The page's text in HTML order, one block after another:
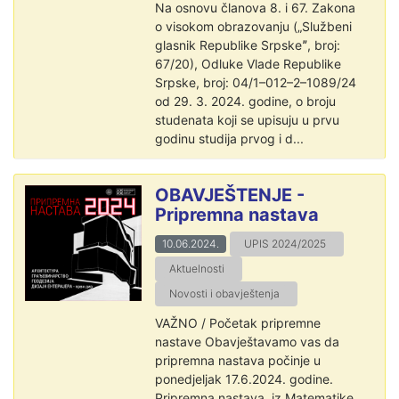
Na osnovu članova 8. i 67. Zakona
o visokom obrazovanju („Službeni
glasnik Republike Srpskeˮ, broj:
67/20), Odluke Vlade Republike
Srpske, broj: 04/1–012–2–1089/24
od 29. 3. 2024. godine, o broju
studenata koji se upisuju u prvu
godinu studija prvog i d...
OBAVJEŠTENJE -
Pripremna nastava
10.06.2024.
UPIS 2024/2025
Aktuelnosti
Novosti i obavještenja
VAŽNO / Početak pripremne
nastave Obavještavamo vas da
pripremna nastava počinje u
ponedjeljak 17.6.2024. godine.